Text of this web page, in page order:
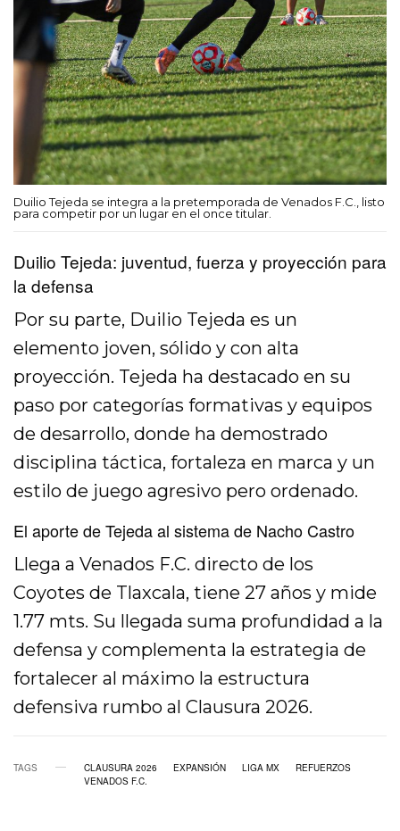
Duilio Tejeda se integra a la pretemporada de Venados F.C., listo
para competir por un lugar en el once titular.
Duilio Tejeda: juventud, fuerza y proyección para
la defensa
Por su parte, Duilio Tejeda es un
elemento joven, sólido y con alta
proyección. Tejeda ha destacado en su
paso por categorías formativas y equipos
de desarrollo, donde ha demostrado
disciplina táctica, fortaleza en marca y un
estilo de juego agresivo pero ordenado.
El aporte de Tejeda al sistema de Nacho Castro
Llega a Venados F.C. directo de los
Coyotes de Tlaxcala, tiene 27 años y mide
1.77 mts. Su llegada suma profundidad a la
defensa y complementa la estrategia de
fortalecer al máximo la estructura
defensiva rumbo al Clausura 2026.
TAGS CLAUSURA 2026 EXPANSIÓN LIGA MX
REFUERZOS
VENADOS F.C.